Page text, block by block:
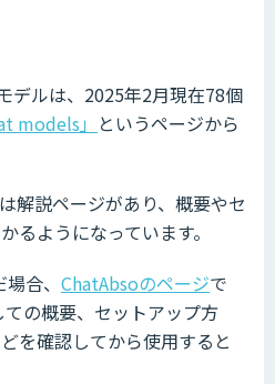
デルは、2025年2月現在78個
models」 というページから
解説ページがあり、概要やセ
るようになっています。
合、 ChatAbsoのページで
の概要、セットアップ方
を確認してから使用すると